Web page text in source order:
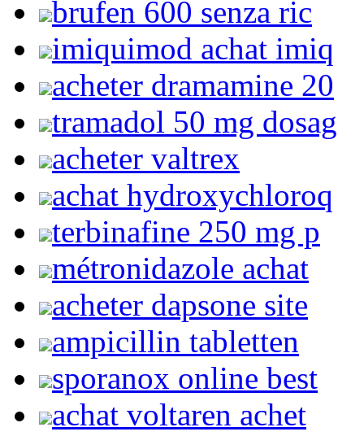
brufen 600 senza ric
imiquimod achat imiq
acheter dramamine 20
tramadol 50 mg dosag
acheter valtrex
achat hydroxychloroq
terbinafine 250 mg p
métronidazole achat
acheter dapsone site
ampicillin tabletten
sporanox online best
achat voltaren achet